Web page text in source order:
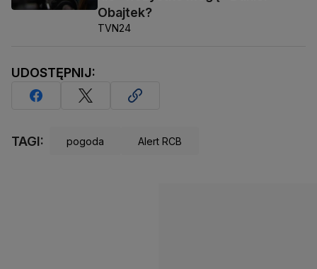
Obajtek?
TVN24
UDOSTĘPNIJ:
TAGI: pogoda Alert RCB